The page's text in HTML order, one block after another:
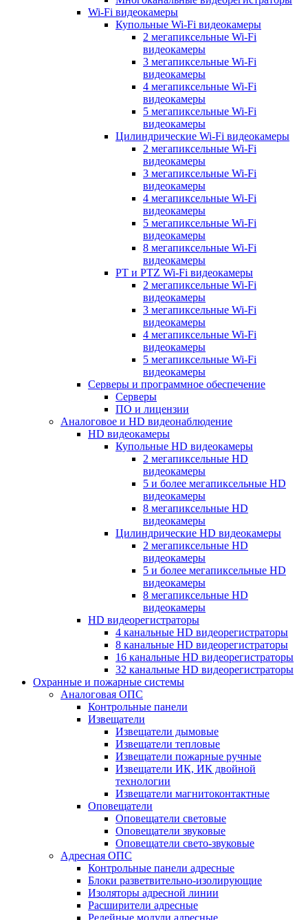
Wi-Fi видеокамеры
Купольные Wi-Fi видеокамеры
2 мегапиксельные Wi-Fi
видеокамеры
3 мегапиксельные Wi-Fi
видеокамеры
4 мегапиксельные Wi-Fi
видеокамеры
5 мегапиксельные Wi-Fi
видеокамеры
Цилиндрические Wi-Fi видеокамеры
2 мегапиксельные Wi-Fi
видеокамеры
3 мегапиксельные Wi-Fi
видеокамеры
4 мегапиксельные Wi-Fi
видеокамеры
5 мегапиксельные Wi-Fi
видеокамеры
8 мегапиксельные Wi-Fi
видеокамеры
PT и PTZ Wi-Fi видеокамеры
2 мегапиксельные Wi-Fi
видеокамеры
3 мегапиксельные Wi-Fi
видеокамеры
4 мегапиксельные Wi-Fi
видеокамеры
5 мегапиксельные Wi-Fi
видеокамеры
Серверы и программное обеспечение
Серверы
ПО и лицензии
Аналоговое и HD видеонаблюдение
HD видеокамеры
Купольные HD видеокамеры
2 мегапиксельные HD
видеокамеры
5 и более мегапиксельные HD
видеокамеры
8 мегапиксельные HD
видеокамеры
Цилиндрические HD видеокамеры
2 мегапиксельные HD
видеокамеры
5 и более мегапиксельные HD
видеокамеры
8 мегапиксельные HD
видеокамеры
HD видеорегистраторы
4 канальные HD видеорегистраторы
8 канальные HD видеорегистраторы
16 канальные HD видеорегистраторы
32 канальные HD видеорегистраторы
Охранные и пожарные системы
Аналоговая ОПС
Контрольные панели
Извещатели
Извещатели дымовые
Извещатели тепловые
Извещатели пожарные ручные
Извещатели ИК, ИК двойной
технологии
Извещатели магнитоконтактные
Оповещатели
Оповещатели световые
Оповещатели звуковые
Оповещатели свето-звуковые
Адресная ОПС
Контрольные панели адресные
Блоки разветвительно-изолирующие
Изоляторы адресной линии
Расширители адресные
Релейные модули адресные